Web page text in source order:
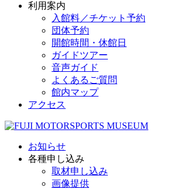
利用案内
入館料／チケット予約
団体予約
開館時間・休館日
ガイドツアー
音声ガイド
よくあるご質問
館内マップ
アクセス
お知らせ
各種申し込み
取材申し込み
画像提供